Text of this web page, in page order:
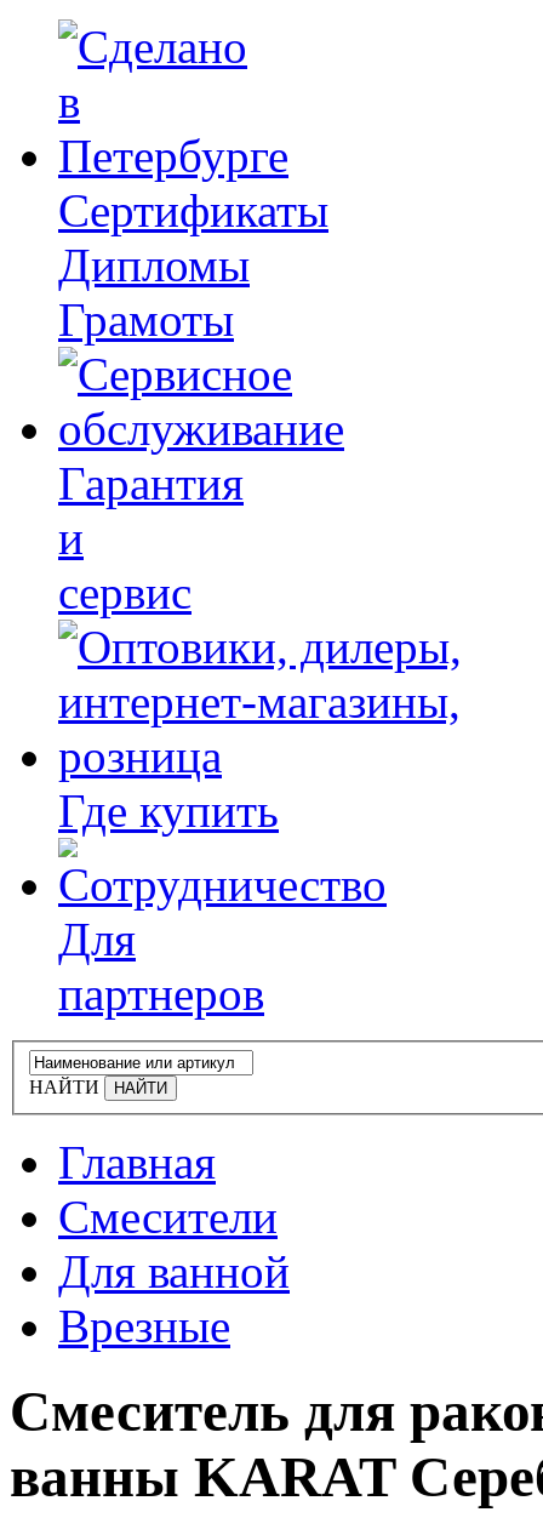
Сертификаты
Дипломы
Грамоты
Гарантия
и
сервис
Где купить
Для
партнеров
НАЙТИ
Главная
Смесители
Для ванной
Врезные
Смеситель для
ванны KARAT